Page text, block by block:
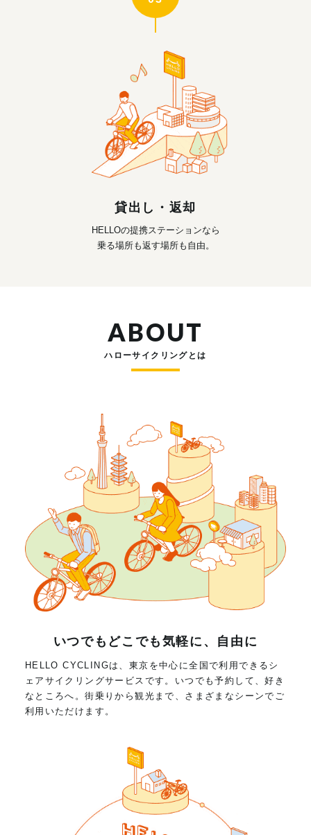
貸出し・返却
HELLOの提携ステーションなら
乗る場所も返す場所も自由。
ABOUT
ハローサイクリングとは
いつでもどこでも気軽に、自由に
HELLO CYCLINGは、東京を中心に全国で利用できるシ
ェアサイクリングサービスです。いつでも予約して、好き
なところへ。街乗りから観光まで、さまざまなシーンでご
利用いただけます。